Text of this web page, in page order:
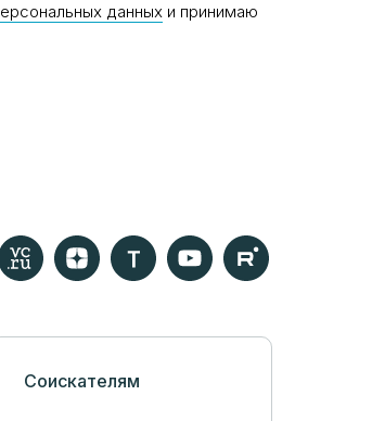
данных и принимаю
Соискателям